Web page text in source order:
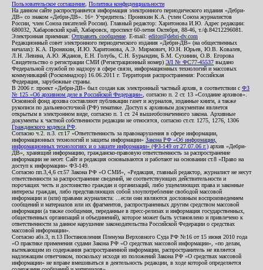
Пользовательское соглашение Политика конфиденциальности
На данном сайте распространяется информация электронного периодического издания «Дебри-
ДВ» со знаком «Дебри-ДВ». 16+ Учредитель: Пронякин К.А. (член Союза журналистов
России, член Союза писателей России). Главный редактор: Харитонова И.Ю. Адрес редакции:
680032, Хабаровский край, Хабаровск, проспект 60-летия Октября, 88-46, т./ф.84212296081.
Электронная приемная: Отправить сообщение . E-mail: editor@debri-dv.com
Редакционный совет электронного периодического издания «Дебри-ДВ» (на общественных
началах): К.А. Пронякин, И.Ю. Харитонова, А.Э. Мирмович, Ю.Н. Юрьев, Ю.В. Ковалев,
Л.Н. Левина, А.Ю. Жданов, Е.Н. Голубь, С.Н. Бурындин, Б.М. Сухинин, О.В. Егорова
Свидетельство о регистрации СМИ (Регистрационный номер) ЭЛ № ФС77-45537 выдано
Федеральной службой по надзору в сфере связи, информационных технологий и массовых
коммуникаций (Роскомнадзор) 16.06.2011 г. Территория распространения: Российская
Федерация, зарубежные страны.
В 2006 г. проект «Дебри-ДВ» был создан как электронный частный архив, в соответствии с ФЗ
№ 125 «Об архивном деле в Российской Федерации» , согласно п. 2 ст. 13 «Создание архивов».
Основной фонд архива составляют публикации газет и журналов, изданные книги, а также
рукописи по дальневосточной (РФ) тематике. Доступ к архивным документам является
открытым в электронном виде, согласно п. 1 ст. 24 вышеобозначенного закона. Архивные
документы к частной собственности редакции не относятся, согласно ст.ст. 1275, 1276, 1306
Гражданского кодекса РФ
Согласно ч.2. п.3. ст.17 «Ответственность за правонарушения в сфере информации,
информационных технологий и защиты информации» Закона РФ «Об информации,
информационных технологиях и о защите информации» (ФЗ-149 от 27.07.06 г.) архив «Дебри-
ДВ», хранящий информацию, гражданско-правовую ответственность за распространение
информации не несет. Сайт и редакция основываются и работают на основании ст.8 «Право на
доступ к информации» ФЗ-149.
Согласно пп.3,4,6 ст.57 Закона РФ «О СМИ», «Редакция, главный редактор, журналист не несут
ответственности за распространение сведений, не соответствующих действительности и
порочащих честь и достоинство граждан и организаций, либо ущемляющих права и законные
интересы граждан, либо представляющих собой злоупотребление свободой массовой
информации и (или) правами журналиста: ...если они являются дословным воспроизведением
сообщений и материалов или их фрагментов, распространенных другим средством массовой
информации (а также сообщения, переданные в пресс-релизах и информация государственных,
общественных организаций и объединений), которое может быть установлено и привлечено к
ответственности за данное нарушение законодательства Российской Федерации о средствах
массовой информации».
Согласно абз.3, п.13 Постановления Пленума Верховного Суда РФ №16 от 15 июня 2010 года
«О практике применения судами Закона РФ «О средствах массовой информации», «по делам,
вытекающим из содержания распространенной информации, распространитель не является
надлежащим ответчиком, поскольку исходя из положений Закона РФ «О средствах массовой
информации» не вправе вмешиваться в деятельность редакции, в ходе которой определяется